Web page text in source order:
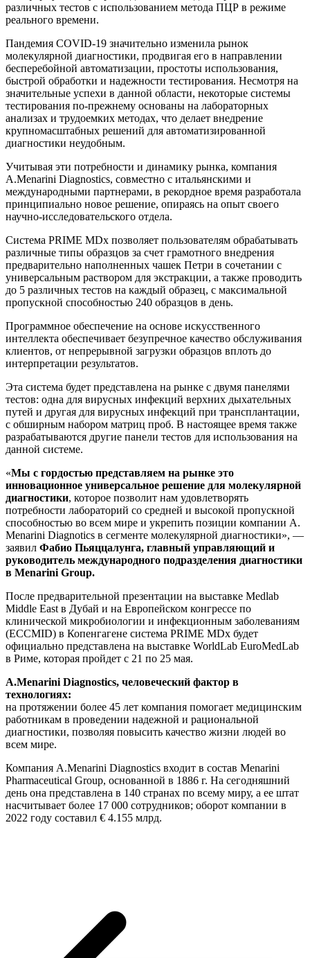
различных тестов с использованием метода ПЦР в режиме
реального времени.
Пандемия COVID-19 значительно изменила рынок
молекулярной диагностики, продвигая его в направлении
бесперебойной автоматизации, простоты использования,
быстрой обработки и надежности тестирования. Несмотря на
значительные успехи в данной области, некоторые системы
тестирования по-прежнему основаны на лабораторных
анализах и трудоемких методах, что делает внедрение
крупномасштабных решений для автоматизированной
диагностики неудобным.
Учитывая эти потребности и динамику рынка, компания
A.Menarini Diagnostics, совместно с итальянскими и
международными партнерами, в рекордное время разработала
принципиально новое решение, опираясь на опыт своего
научно-исследовательского отдела.
Система PRIME MDx позволяет пользователям обрабатывать
различные типы образцов за счет грамотного внедрения
предварительно наполненных чашек Петри в сочетании с
универсальным раствором для экстракции, а также проводить
до 5 различных тестов на каждый образец, с максимальной
пропускной способностью 240 образцов в день.
Программное обеспечение на основе искусственного
интеллекта обеспечивает безупречное качество обслуживания
клиентов, от непрерывной загрузки образцов вплоть до
интерпретации результатов.
Эта система будет представлена на рынке с двумя панелями
тестов: одна для вирусных инфекций верхних дыхательных
путей и другая для вирусных инфекций при трансплантации,
с обширным набором матриц проб. В настоящее время также
разрабатываются другие панели тестов для использования на
данной системе.
«Мы с гордостью представляем на рынке это
инновационное универсальное решение для молекулярной
диагностики, которое позволит нам удовлетворять
потребности лабораторий со средней и высокой пропускной
способностью во всем мире и укрепить позиции компании A.
Menarini Diagnotics в сегменте молекулярной диагностики», —
заявил Фабио Пьяццалунга, главный управляющий и
руководитель международного подразделения диагностики
в Menarini Group.
После предварительной презентации на выставке Medlab
Middle East в Дубай и на Европейском конгрессе по
клинической микробиологии и инфекционным заболеваниям
(ECCMID) в Копенгагене система PRIME MDx будет
официально представлена на выставке WorldLab EuroMedLab
в Риме, которая пройдет с 21 по 25 мая.
A.Menarini Diagnostics, человеческий фактор в
технологиях:
на протяжении более 45 лет компания помогает медицинским
работникам в проведении надежной и рациональной
диагностики, позволяя повысить качество жизни людей во
всем мире.
Компания A.Menarini Diagnostics входит в состав Menarini
Pharmaceutical Group, основанной в 1886 г. На сегодняшний
день она представлена в 140 странах по всему миру, а ее штат
насчитывает более 17 000 сотрудников; оборот компании в
2022 году составил € 4.155 млрд.